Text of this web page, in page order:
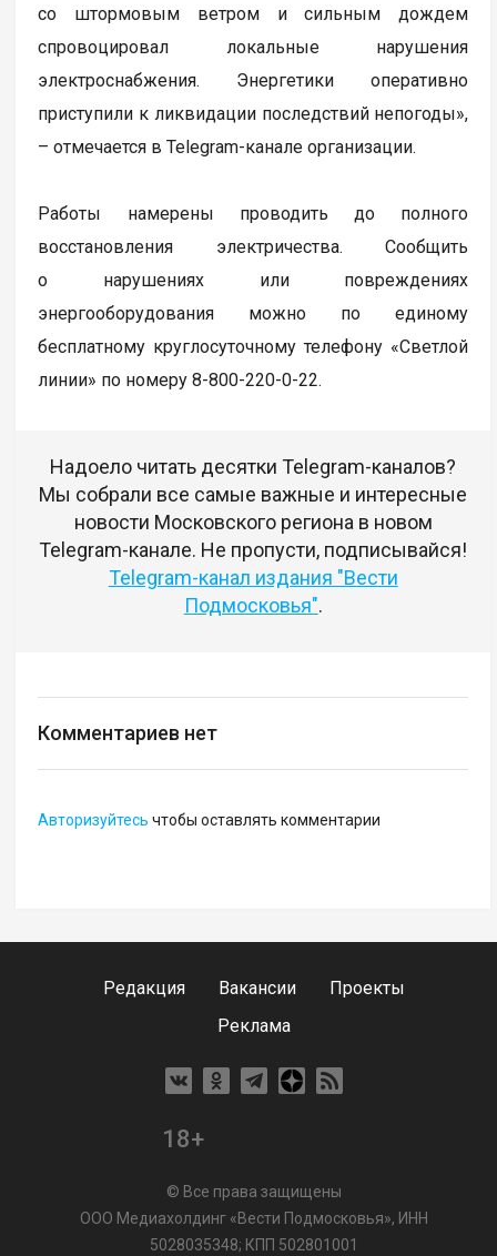
со штормовым ветром и сильным дождем
спровоцировал локальные нарушения
электроснабжения. Энергетики оперативно
приступили к ликвидации последствий непогоды»,
– отмечается в Telegram-канале организации.
Работы намерены проводить до полного
восстановления электричества. Сообщить
о нарушениях или повреждениях
энергооборудования можно по единому
бесплатному круглосуточному телефону «Светлой
линии» по номеру 8-800-220-0-22.
Надоело читать десятки Telegram-каналов?
Мы собрали все самые важные и интересные
новости Московского региона в новом
Telegram-канале. Не пропусти, подписывайся!
Telegram-канал издания "Вести
Подмосковья".
Комментариев нет
Авторизуйтесь чтобы оставлять комментарии
Редакция Вакансии
Проекты
Реклама
18+
© Все права защищены
ООО Медиахолдинг «Вести Подмосковья», ИНН
5028035348; КПП 502801001